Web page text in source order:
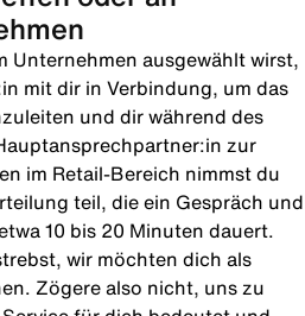
Unternehmen ausgewählt wirst,
mit dir in Verbindung, um das
und dir während des
zur
im Retail-Bereich nimmst du
teil, die ein Gespräch und
10 bis 20 Minuten dauert.
wir möchten dich als
Zögere also nicht, uns zu